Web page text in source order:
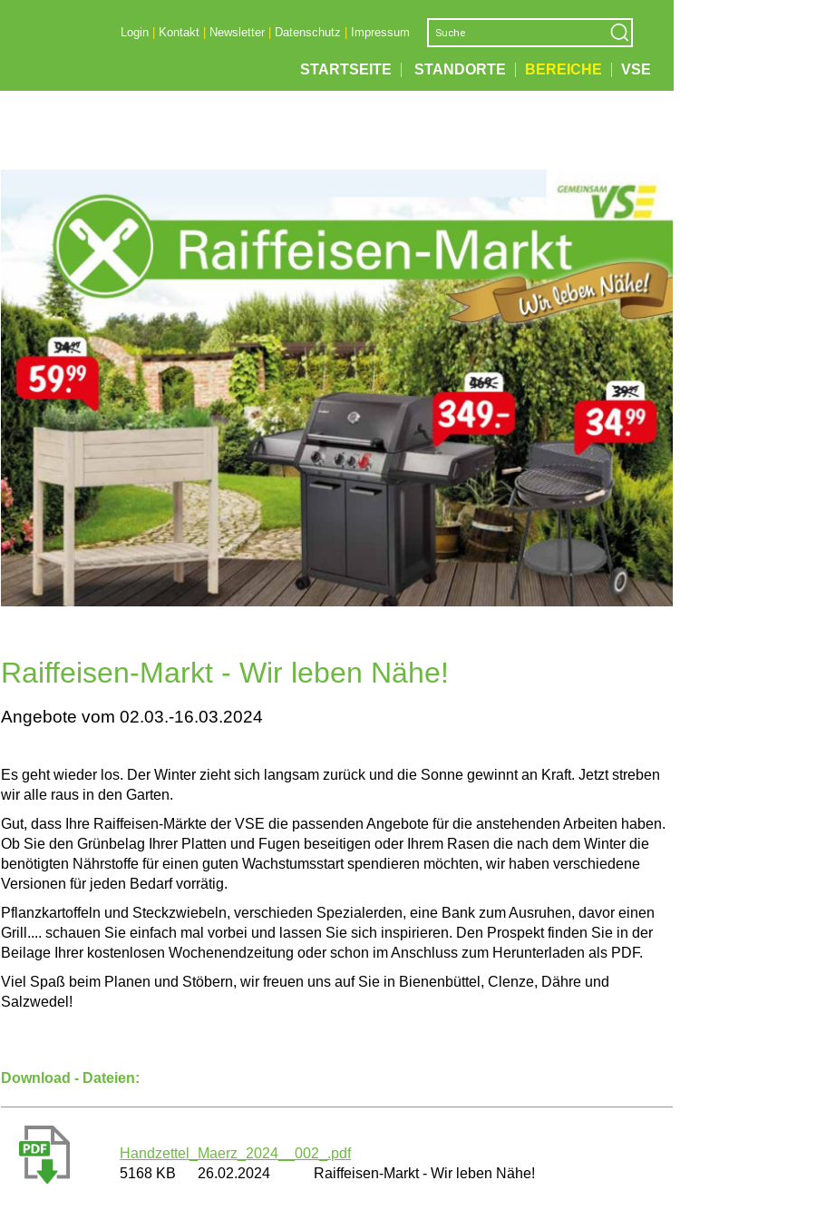
Login| Kontakt| Newsletter| Datenschutz Impressum
STARTSEITE STANDORTE BEREICHE VSE
Raiffeisen-Markt - Wir leben Nähe!
Angebote vom 02.03.-16.03.2024
Es geht wieder los. Der Winter zieht sich langsam zurück und die Sonne gewinnt an Kraft. Jetzt streben
wir alle raus in den Garten.
Gut, dass Ihre Raiffeisen-Märkte der VSE die passenden Angebote für die anstehenden Arbeiten haben.
Ob Sie den Grünbelag Ihrer Platten und Fugen beseitigen oder Ihrem Rasen die nach dem Winter die
benötigten Nährstoffe für einen guten Wachstumsstart spendieren möchten, wir haben verschiedene
Versionen für jeden Bedarf vorrätig.
Pflanzkartoffeln und Steckzwiebeln, verschieden Spezialerden, eine Bank zum Ausruhen, davor einen
Grill.... schauen Sie einfach mal vorbei und lassen Sie sich inspirieren. Den Prospekt finden Sie in der
Beilage Ihrer kostenlosen Wochenendzeitung oder schon im Anschluss zum Herunterladen als PDF.
Viel Spaß beim Planen und Stöbern, wir freuen uns auf Sie in Bienenbüttel, Clenze, Dähre und
Salzwedel!
Download - Dateien:
Handzettel_Maerz_2024__002_.pdf
5168 KB
26.02.2024 Raiffeisen-Markt - Wir leben Nähe!